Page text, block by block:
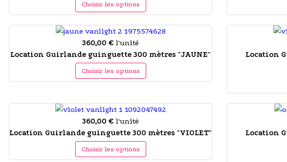
Choisir les options
360,00 € l'unité
Location Guirlande guinguette 300 mètres "JAUNE"
Choisir les options
Location
360,00 € l'unité
Location Guirlande guinguette 300 mètres "VIOLET"
Choisir les options
Location